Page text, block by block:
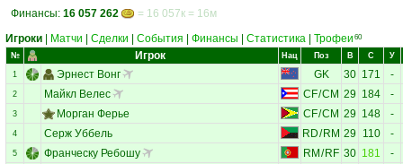
Финансы: 16 057 262
= 16 057к = 16м
Игроки
Матчи Сделки События Финансы Статистика Трофеи 60
№ Игрок Нац Поз В С У
1 Эрнест Вонг GK 30 171 -
2 Майкл Велес CF/CM 29 184 -
3 Морган Ферье CF/CM 29 148 -
4 Серж Уббель RD/ RM 29 110 -
5 Франческу Ребошу RM / RF 30 181 -